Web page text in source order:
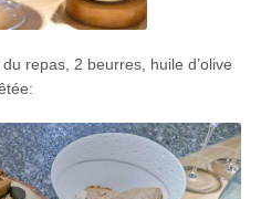
repas, 2 beurres, huile d’olive